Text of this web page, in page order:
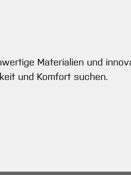
Materialien und
und Komfort suchen.